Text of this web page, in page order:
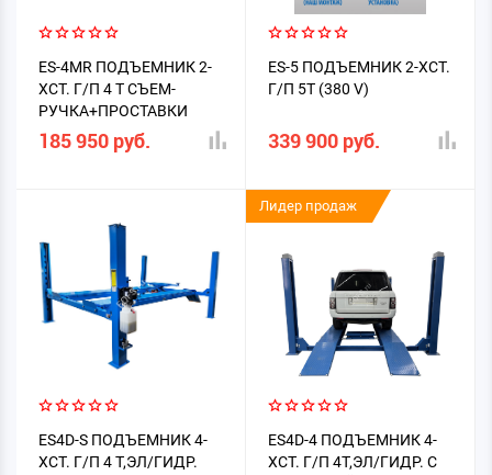
ES-4MR ПОДЪЕМНИК 2-
ХСТ. Г/П 4 Т СЪЕМ-
РУЧКА+ПРОСТАВКИ
185 950 руб.
ES-5 ПОДЪЕМНИК 2-ХСТ.
Г/П 5Т (380 V)
339 900 руб.
ES4D-S ПОДЪЕМНИК 4-
ХСТ. Г/П 4 Т,ЭЛ/ГИДР.
ES4D-4 ПОДЪЕМНИК 4-
ХСТ. Г/П 4Т,ЭЛ/ГИДР. С
Лидер продаж